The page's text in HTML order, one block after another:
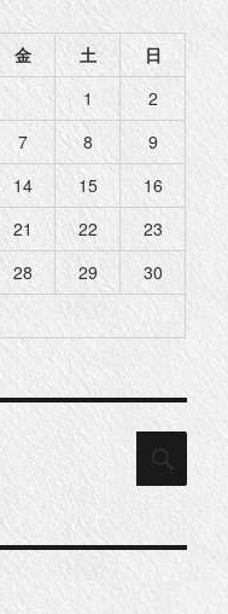
金 土
日
1
2
7 8
9
14 15
16
21 22
23
28 29
30